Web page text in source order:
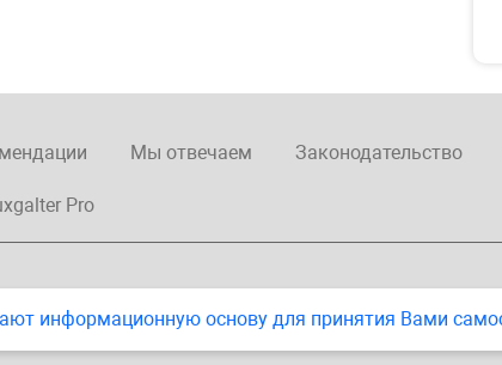
Мы отвечаем Законодательство
Pro
информационную основу для принятия Вами